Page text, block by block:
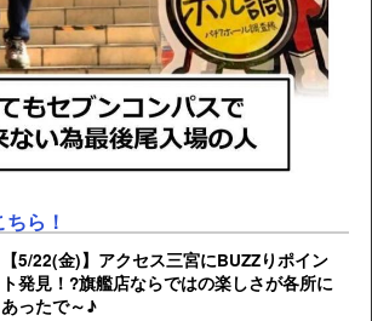
ら！
【5/22(金)】アクセス三宮にBUZZりポイン
ト発見！?旗艦店ならではの楽しさが各所に
あったで～♪